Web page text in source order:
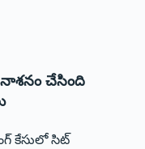
నాశనం చేసింది
‌కేసులో సిట్‌